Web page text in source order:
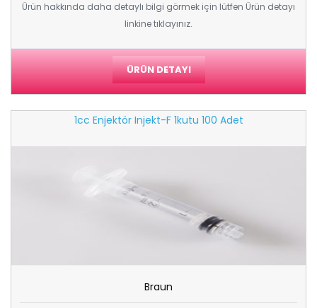
Ürün hakkında daha detaylı bilgi görmek için lütfen Ürün detayı
linkine tıklayınız.
ÜRÜN DETAYI
1cc Enjektör Injekt-F 1kutu 100 Adet
Braun